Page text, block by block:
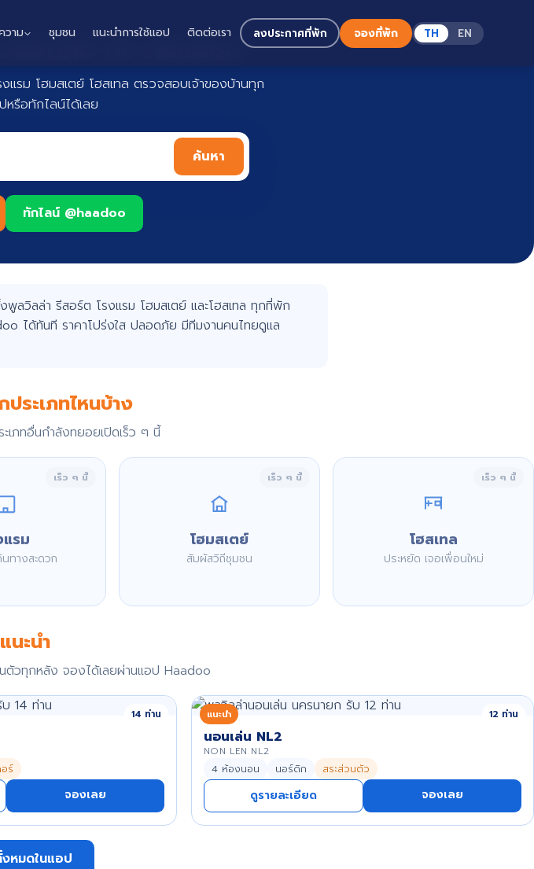
วาม ชุมชน แนะนำการใช้แอป ติดต่อเรา ลงประกาศที่พัก จองที่พัก TH EN
ปลอดภัย กับ Haadoo
ม โฮมสเตย์ โฮสเทล ตรวจสอบเจ้าของบ้านทุก
รือทักไลน์ได้เลย
ค้นหา
ทักไลน์ @haadoo
วิลล่า รีสอร์ต โรงแรม โฮมสเตย์ และโฮสเทล ทุกที่พัก
ได้ทันที ราคาโปร่งใส ปลอดภัย มีทีมงานคนไทยดูแล
ระเภทไหนบ้าง
เภทอื่นกำลังทยอยเปิดเร็ว ๆ นี้
เร็ว ๆ นี้
แรม
ทางสะดวก
เร็ว ๆ นี้
โฮมสเตย์
สัมผัสวิถีชุมชน
เร็ว ๆ นี้
โฮสเทล
ประหยัด เจอเพื่อนใหม่
แนะนำ
วทุกหลัง จองได้เลยผ่านแอป Haadoo
14 ท่าน
อร์
จองเลย
แนะนำ 12 ท่าน
นอนเล่น NL2
NON LEN NL2
4 ห้องนอน นอร์ดิก สระส่วนตัว
ดูรายละเอียด จองเลย
หมดในแอป